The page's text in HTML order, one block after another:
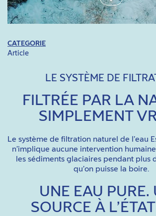
CATEGORIE
Article
LE SYSTÈME DE
FILTRÉE PAR LA
SIMPLEMENT
Le système de filtration naturel de l’eau
n’implique aucune intervention
les sédiments glaciaires pendant plus
qu’on puisse la boire.
UNE EAU PURE.
SOURCE À